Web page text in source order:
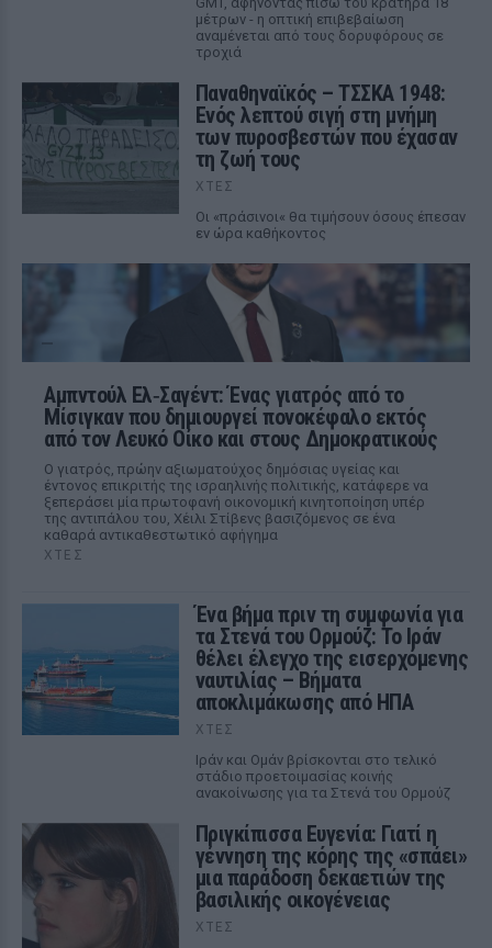
μέτρων - η οπτική επιβεβαίωση
αναμένεται από τους δορυφόρους σε
τροχιά
Παναθηναϊκός – ΤΣΣΚΑ 1948:
Ενός λεπτού σιγή στη μνήμη
των πυροσβεστών που έχασαν
τη ζωή τους
ΧΤΕΣ
Οι «πράσινοι« θα τιμήσουν όσους έπεσαν
εν ώρα καθήκοντος
Αμπντούλ Ελ‑Σαγέντ: Ένας γιατρός από το
Μίσιγκαν που δημιουργεί πονοκέφαλο εκτός
από τον Λευκό Οίκο και στους Δημοκρατικούς
Ο γιατρός, πρώην αξιωματούχος δημόσιας υγείας και
έντονος επικριτής της ισραηλινής πολιτικής, κατάφερε να
ξεπεράσει μία πρωτοφανή οικονομική κινητοποίηση υπέρ
της αντιπάλου του, Χέιλι Στίβενς βασιζόμενος σε ένα
καθαρά αντικαθεστωτικό αφήγημα
ΧΤΕΣ
Ένα βήμα πριν τη συμφωνία για
τα Στενά του Ορμούζ: Το Ιράν
θέλει έλεγχο της εισερχόμενης
ναυτιλίας – Βήματα
αποκλιμάκωσης από ΗΠΑ
ΧΤΕΣ
Ιράν και Ομάν βρίσκονται στο τελικό
στάδιο προετοιμασίας κοινής
ανακοίνωσης για τα Στενά του Ορμούζ
Πριγκίπισσα Ευγενία: Γιατί η
γέννηση της κόρης της «σπάει»
μια παράδοση δεκαετιών της
βασιλικής οικογένειας
ΧΤΕΣ